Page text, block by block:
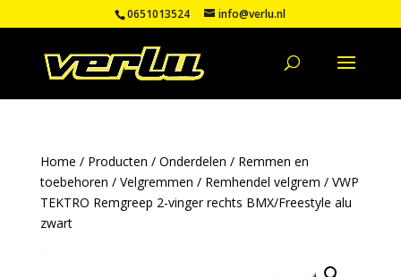
0651013524 info@verlu.nl
Home / Producten / Onderdelen / Remmen en
toebehoren / Velgremmen / Remhendel velgrem / VWP
TEKTRO Remgreep 2-vinger rechts BMX/Freestyle alu
zwart